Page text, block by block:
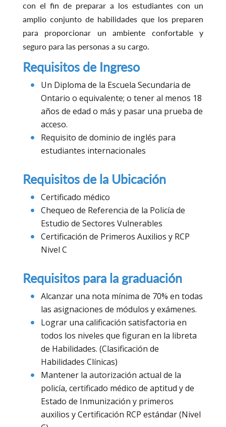
con el fin de preparar a los estudiantes con un
amplio conjunto de habilidades que los preparen
para proporcionar un ambiente confortable y
seguro para las personas a su cargo.
Requisitos de Ingreso
Un Diploma de la Escuela Secundaria de
Ontario o equivalente; o tener al menos 18
años de edad o más y pasar una prueba de
acceso.
Requisito de dominio de inglés para
estudiantes internacionales
Requisitos de la Ubicación
Certificado médico
Chequeo de Referencia de la Policía de
Estudio de Sectores Vulnerables
Certificación de Primeros Auxilios y RCP
Nivel C
Requisitos para la graduación
Alcanzar una nota mínima de 70% en todas
las asignaciones de módulos y exámenes.
Lograr una calificación satisfactoria en
todos los niveles que figuran en la libreta
de Habilidades. (Clasificación de
Habilidades Clínicas)
Mantener la autorización actual de la
policía, certificado médico de aptitud y de
Estado de Inmunización y primeros
auxilios y Certificación RCP estándar (Nivel